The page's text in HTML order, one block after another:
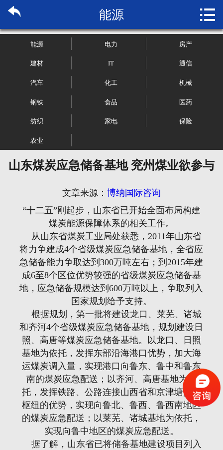
关于博纳
管理咨询
行业报告
新闻资讯
加入我们
能源 
能源 电力 房产
建材 IT 通信
汽车 化工 机械
钢铁 食品 医药
纺织 家电 保险
农业
山东煤炭应急储备基地 兖州煤业欲参与
文章来源： 博纳国际咨询
“十二五”刚起步，山东省已开始全面布局构建
煤炭能源保障体系的相关工作。
从山东省煤炭工业局处获悉，2011年山东省
将力争建成4个省级煤炭应急储备基地，全省应
急储备能力争取达到300万吨左右；到2015年建
成6至8个区位优势较强的省级煤炭应急储备基
地，应急储备规模达到600万吨以上，争取列入
国家规划给予支持。
根据规划，第一批将建设龙口、莱芜、诸城
和齐河4个省级煤炭应急储备基地，规划建设日
照、高唐等煤炭应急储备基地。以龙口、日照
基地为依托，发挥东部沿海港口优势，加大海
运煤炭调入量，实现港口向鲁东、鲁中和鲁东
南的煤炭应急配送；以齐河、高唐基地为依
托，发挥铁路、公路连接山西省和京津塘交通
枢纽的优势，实现向鲁北、鲁西、鲁西南地区
的煤炭应急配送；以莱芜、诸城基地为依托，
实现向鲁中地区的煤炭应急配送。
据了解，山东省已将储备基地建设项目列入